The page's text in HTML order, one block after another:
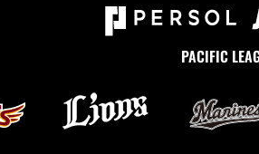
PACIFIC